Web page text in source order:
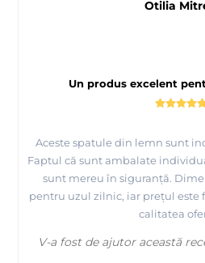
Un produs excelent
Aceste spatule din lemn sunt
Faptul că sunt ambalate
sunt mereu în siguranță.
pentru uzul zilnic, iar prețul este
calitatea
Otilia
V-a fost de ajutor această